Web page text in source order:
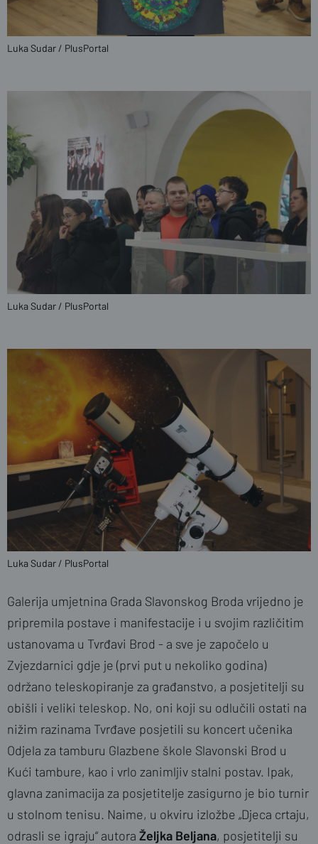
Luka Sudar / PlusPortal
Luka Sudar / PlusPortal
Luka Sudar / PlusPortal
Galerija umjetnina Grada Slavonskog Broda vrijedno je
pripremila postave i manifestacije i u svojim različitim
ustanovama u Tvrđavi Brod - a sve je započelo u
Zvjezdarnici gdje je (prvi put u nekoliko godina)
održano teleskopiranje za građanstvo, a posjetitelji su
obišli i veliki teleskop. No, oni koji su odlučili ostati na
nižim razinama Tvrđave posjetili su koncert učenika
Odjela za tamburu Glazbene škole Slavonski Brod u
Kući tambure, kao i vrlo zanimljiv stalni postav. Ipak,
glavna zanimacija za posjetitelje zasigurno je bio turnir
u stolnom tenisu. Naime, u okviru izložbe „Djeca crtaju,
odrasli se igraju“ autora Željka Beljana, posjetitelji su